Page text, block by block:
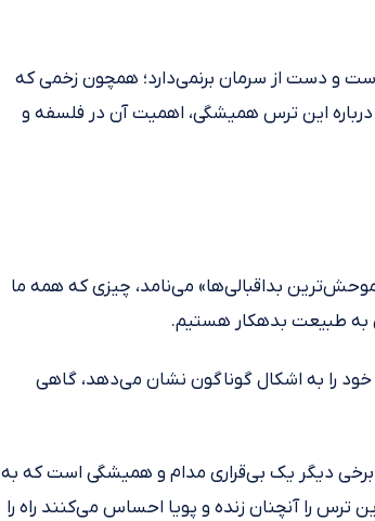
و دست از سرمان برنمی‌دارد؛ همچون زخمی که
این ترس همیشگی، اهمیت آن در فلسفه و
بداقبالی‌ها» می‌نامد، چیزی که همه ما
به طبیعت بدهکار هستیم.
خود را به اشکال گوناگون نشان می‌دهد، گاهی
برخی دیگر یک بی‌قراری مدام و همیشگی است که به
را آنچنان زنده و پویا احساس می‌کنند راه را